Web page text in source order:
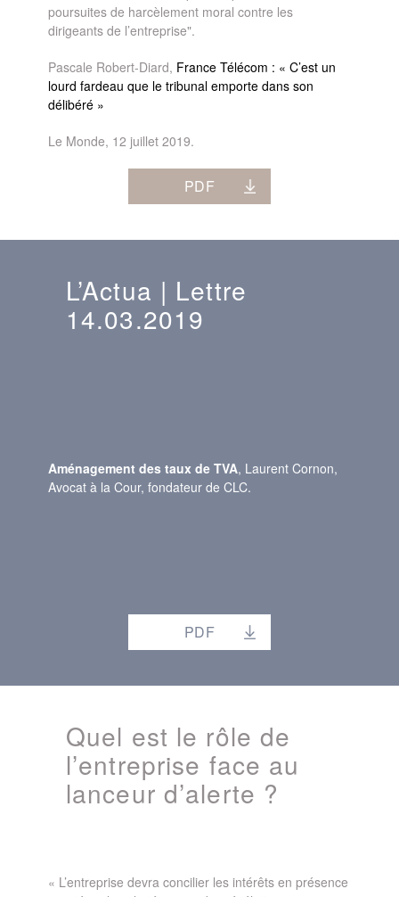
poursuites de harcèlement moral contre les
dirigeants de l’entreprise".
Pascale Robert-Diard, France Télécom : « C’est un
lourd fardeau que le tribunal emporte dans son
délibéré »
Le Monde, 12 juillet 2019.
PDF
L’Actua | Lettre
14.03.2019
Aménagement des taux de TVA, Laurent Cornon,
Avocat à la Cour, fondateur de CLC.
PDF
Quel est le rôle de
l’entreprise face au
lanceur d’alerte ?
« L’entreprise devra concilier les intérêts en présence